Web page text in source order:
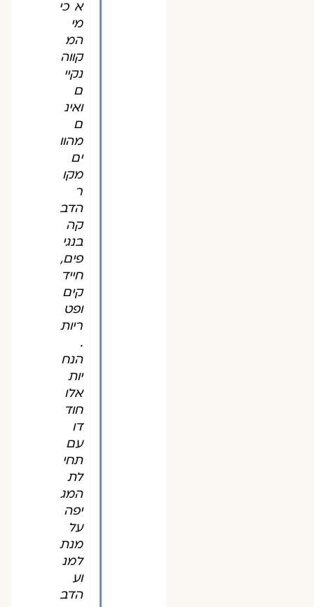
א כי
מי
המ
קווה
נקיי
ם
ואינ
ם
מהוו
ים
מקו
ר
הדב
קה
בנגי
פים,
חייד
קים
ופט
ריות
הנח
יות
אלו
חוד
דו
עם
תחי
לת
המג
יפה
על
מנת
למנ
וע
הדב